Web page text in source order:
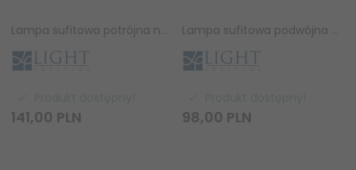
Lampa sufitowa potrójna natynkowa nowoczesna tuba regulowana spot sufitowy biały KENDAL LP-6331/3WS TR/WH Light Prestige
141,00 PLN
Lampa sufitowa podwójna natynkowa nowoczesna tuba regulowana spot sufitowy biały KENDAL LP-6331/2WS TR/WH Light Prestige
98,00 PLN